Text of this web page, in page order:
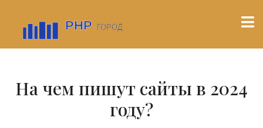
На чем пишут сайты в 2024
году?